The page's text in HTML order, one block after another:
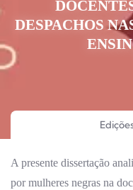
DESPACHOS
A presente dissertação
por mulheres negras na